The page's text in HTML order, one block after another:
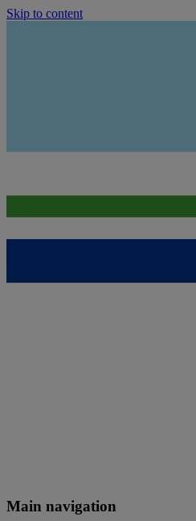
Skip to content
Main navigation